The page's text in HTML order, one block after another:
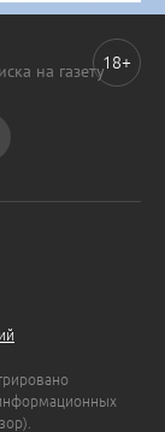
на газету18+